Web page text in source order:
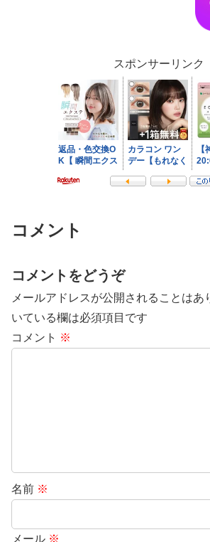
スポンサーリンク
コメント
コメントをどうぞ
メールアドレスが公開されることはあ
いている欄は必須項目です
コメント ※
名前 ※
メール ※